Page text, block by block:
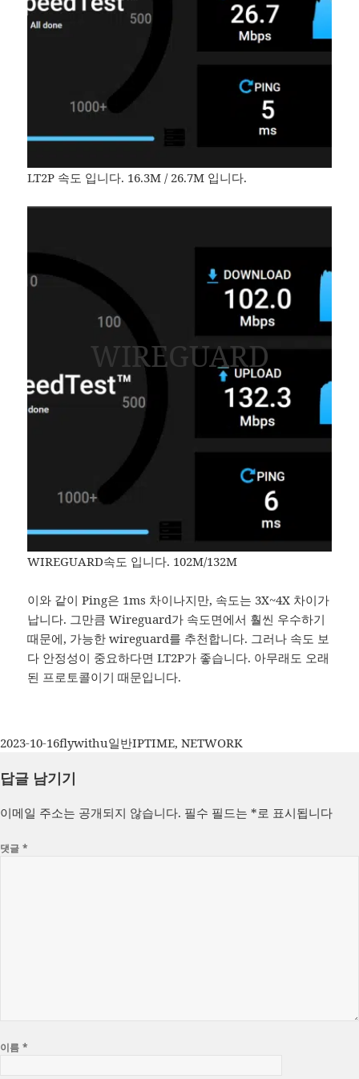
LT2P 속도 입니다. 16.3M / 26.7M 입니다.
WIREGUARD
WIREGUARD속도 입니다. 102M/132M
이와 같이 Ping은 1ms 차이나지만, 속도는 3X~4X 차이가
납니다. 그만큼 Wireguard가 속도면에서 훨씬 우수하기
때문에, 가능한 wireguard를 추천합니다. 그러나 속도 보
다 안정성이 중요하다면 LT2P가 좋습니다. 아무래도 오래
된 프로토콜이기 때문입니다.
작
일
2023-10-16글
이
flywithu카
일반태
IPTIME, NETWORK
답글 남기기
이메일 주소는 공개되지 않습니다. 필수 필드는 *로 표시됩니다
댓글*
이름*